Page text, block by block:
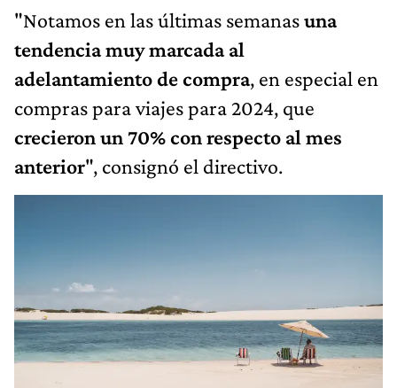
"Notamos en las últimas semanasuna
tendencia muy marcada al
adelantamiento de compra, en especial en
compras para viajes para 2024, que
crecieron un 70% con respecto al mes
anterior", consignó el directivo.